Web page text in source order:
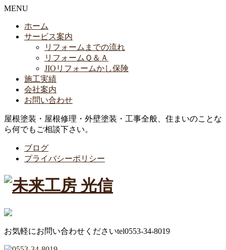
MENU
ホーム
サービス案内
リフォームまでの流れ
リフォームＱ＆Ａ
JIOリフォームかし保険
施工実績
会社案内
お問い合わせ
屋根塗装・屋根修理・外壁塗装・工事全般、住まいのことな
ら何でもご相談下さい。
ブログ
プライバシーポリシー
お気軽にお問い合わせくださいtel0553-34-8019